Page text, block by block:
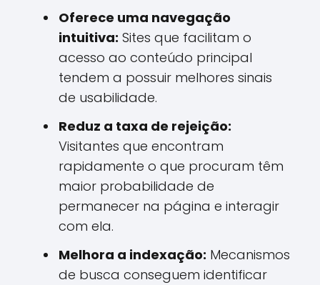
Oferece uma navegação
intuitiva: Sites que facilitam o
acesso ao conteúdo principal
tendem a possuir melhores sinais
de usabilidade.
Reduz a taxa de rejeição:
Visitantes que encontram
rapidamente o que procuram têm
maior probabilidade de
permanecer na página e interagir
com ela.
Melhora a indexação: Mecanismos
de busca conseguem identificar